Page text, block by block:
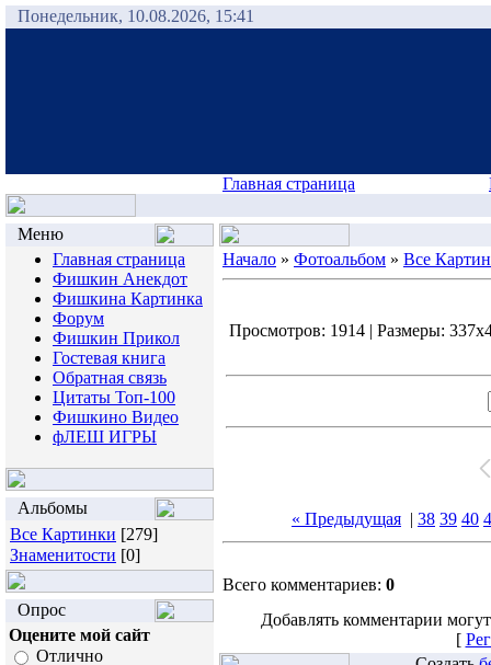
Понедельник, 10.08.2026, 15:41
Главная страница
Меню
Главная страница
Фишкин Анекдот
Фишкина Картинка
Форум
Фишкин Прикол
Гостевая книга
Обратная связь
Цитаты Топ-100
Фишкино Видео
фЛЕШ ИГРЫ
Альбомы
Все Картинки [279]
Знаменитости [0]
Опрос
Оцените мой сайт
Отлично
Начало » Фотоальбом » Все
Просмотров: 1914 | Размеры:
« Предыдущая | 38 39 40
Всего комментариев: 0
Добавлять комментарии
[